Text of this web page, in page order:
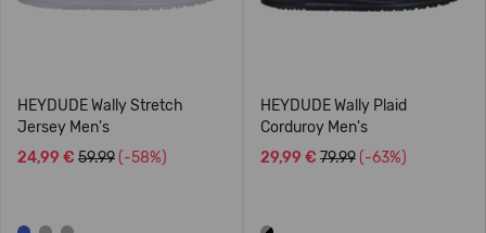
HEYDUDE Wally Stretch
Jersey Men's
24,99 € 59.99 (-58%)
HEYDUDE Wally Plaid
Corduroy Men's
29,99 € 79.99 (-63%)